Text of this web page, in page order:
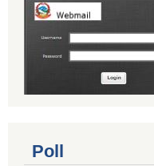
Poll